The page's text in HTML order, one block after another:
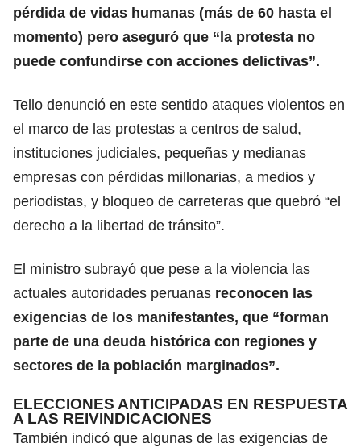
pérdida de vidas humanas (más de 60 hasta el
momento) pero aseguró que “la protesta no
puede confundirse con acciones delictivas”.
Tello denunció en este sentido ataques violentos en
el marco de las protestas a centros de salud,
instituciones judiciales, pequeñas y medianas
empresas con pérdidas millonarias, a medios y
periodistas, y bloqueo de carreteras que quebró “el
derecho a la libertad de tránsito”.
El ministro subrayó que pese a la violencia las
actuales autoridades peruanas reconocen las
exigencias de los manifestantes, que “forman
parte de una deuda histórica con regiones y
sectores de la población marginados”.
ELECCIONES ANTICIPADAS EN RESPUESTA
A LAS REIVINDICACIONES
También indicó que algunas de las exigencias de